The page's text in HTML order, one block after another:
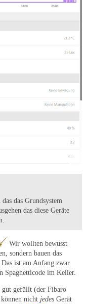
das Grundsystem
das diese Geräte
Wir wollten bewusst
sondern bauen das
ist am Anfang zwar
Spaghetticode im Keller.
gut gefüllt (der Fibaro
nicht jedes Gerät